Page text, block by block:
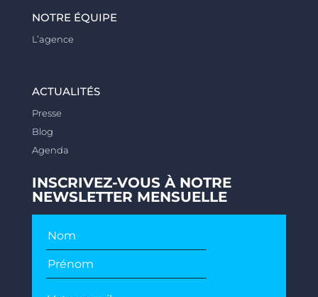
NOTRE ÉQUIPE
L’agence
ACTUALITÉS
Presse
Blog
Agenda
INSCRIVEZ-VOUS À NOTRE
NEWSLETTER MENSUELLE